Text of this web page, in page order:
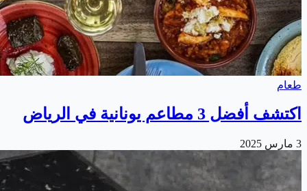
طعام
اكتشف أفضل 3 مطاعم يونانية في الرياض
3 مارس 2025